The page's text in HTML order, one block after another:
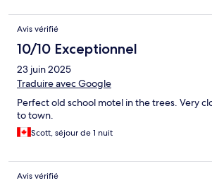
Avis vérifié
10/10 Exceptionnel
23 juin 2025
Traduire avec Google
Perfect old school motel in the trees. Very
to town.
Scott, séjour de 1 nuit
Avis vérifié